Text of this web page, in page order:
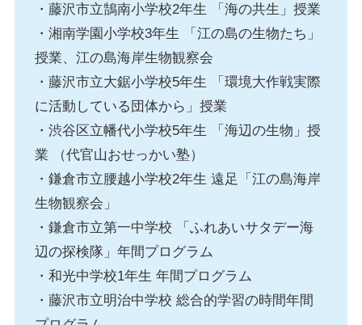
・藤沢市立鵠南小学校2年生 「海の共生」授業
・湘南学園小学校3年生 「江の島の生物たち」
授業、江の島海岸生物観察会
・藤沢市立大鋸小学校5年生 「環境大作戦実際
に活動している団体から」授業
・渋谷区立幡代小学校5年生 「海辺の生物」授
業 （代官山おせっかい塾）
・鎌倉市立腰越小学校2年生 遠足「江の島海岸
生物観察会」
・鎌倉市立第一中学校 「ふれあいサタデー海
辺の探検隊」年間プログラム
・和光中学校1年生 年間プログラム
・藤沢市立明治中学校 総合的学習の時間年間